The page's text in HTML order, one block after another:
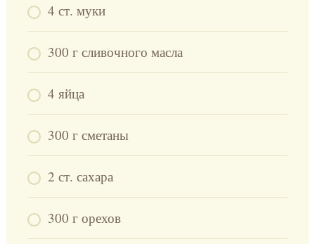
4 ст. муки
300 г сливочного масла
4 яйца
300 г сметаны
2 ст. сахара
300 г орехов